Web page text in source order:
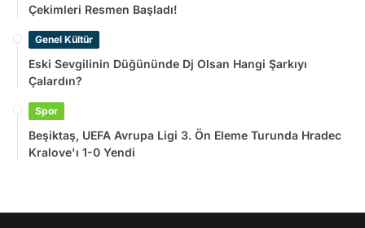
Çekimleri Resmen Başladı!
Genel Kültür
Eski Sevgilinin Düğününde Dj Olsan Hangi Şarkıyı
Çalardın?
Spor
Beşiktaş, UEFA Avrupa Ligi 3. Ön Eleme Turunda Hradec
Kralove'ı 1-0 Yendi